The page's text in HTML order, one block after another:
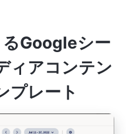
Googleシー
ィアコンテン
プレート